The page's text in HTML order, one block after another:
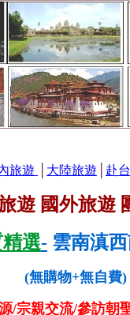
旅遊 大陸旅遊 赴
遊 國外旅遊
選- 雲南滇
(無購物+無自費
/宗親交流/參訪朝